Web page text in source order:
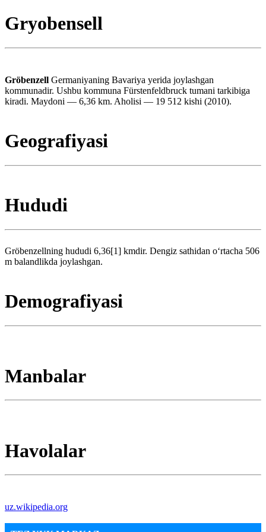
Gryobensell
Gröbenzell Germaniyaning Bavariya yerida joylashgan
kommunadir. Ushbu kommuna Fürstenfeldbruck tumani tarkibiga
kiradi. Maydoni — 6,36 km. Aholisi — 19 512 kishi (2010).
Geografiyasi
Hududi
Gröbenzellning hududi 6,36[1] kmdir. Dengiz sathidan oʻrtacha 506
m balandlikda joylashgan.
Demografiyasi
Manbalar
Havolalar
uz.wikipedia.org